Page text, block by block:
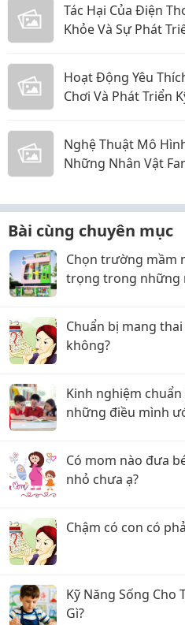
Tác Hại Của Điện
Khỏe Và Sự Phát
Hoạt Động Yêu
Chơi Và Phát Triển
Nghệ Thuật Mô
Những Nhân Vật
Bài cùng chuyên mục
Chọn trường mầm
trọng trong những
Chuẩn bị mang
không?
Kinh nghiệm
những điều mình
Có mom nào đưa
nhỏ chưa ạ?
Chậm có con có
Kỹ Năng Sống Cho
Gì?